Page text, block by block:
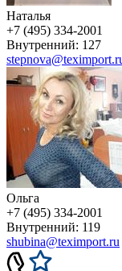
Наталья
+7 (495) 334-2001
Внутренний: 127
Ольга
+7 (495) 334-2001
Внутренний: 119
shubina@teximport.ru